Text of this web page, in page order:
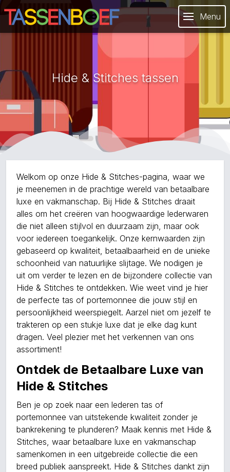
Menu
Hide & Stitches tassen
Welkom op onze Hide & Stitches-pagina, waar we
je meenemen in de prachtige wereld van betaalbare
luxe en vakmanschap. Bij Hide & Stitches draait
alles om het creëren van hoogwaardige lederwaren
die niet alleen stijlvol en duurzaam zijn, maar ook
voor iedereen toegankelijk. Onze kernwaarden zijn
gebaseerd op kwaliteit, betaalbaarheid en de unieke
schoonheid van natuurlijke slijtage. We nodigen je
uit om verder te lezen en de bijzondere collectie van
Hide & Stitches te ontdekken. Wie weet vind je hier
de perfecte tas of portemonnee die jouw stijl en
persoonlijkheid weerspiegelt. Aarzel niet om jezelf te
trakteren op een stukje luxe dat je elke dag kunt
dragen. Veel plezier met het verkennen van ons
assortiment!
Ontdek de Betaalbare Luxe van
Hide & Stitches
Ben je op zoek naar een lederen tas of
portemonnee van uitstekende kwaliteit zonder je
bankrekening te plunderen? Maak kennis met Hide &
Stitches, waar betaalbare luxe en vakmanschap
samenkomen in een uitgebreide collectie die een
breed publiek aanspreekt. Hide & Stitches dankt zijn